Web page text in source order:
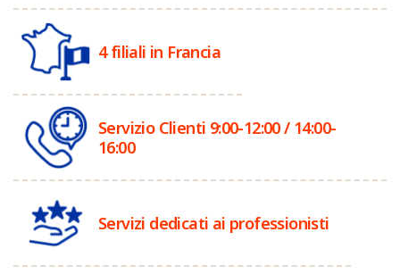
4 filiali in Francia
Servizio Clienti 9:00-12:00 / 14:00-
16:00
Servizi dedicati ai professionisti